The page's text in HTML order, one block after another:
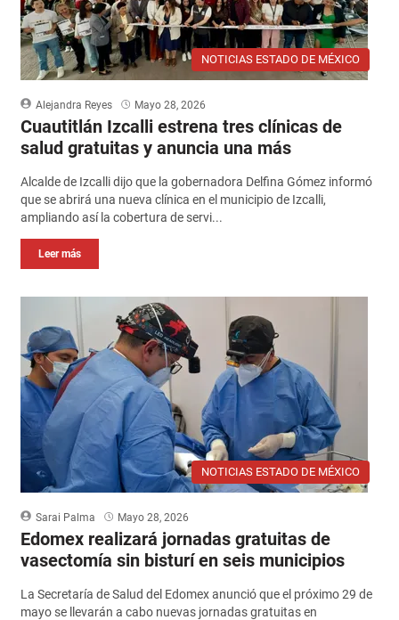
NOTICIAS ESTADO DE MÉXICO
Alejandra Reyes Mayo 28, 2026
Cuautitlán Izcalli estrena tres clínicas de
salud gratuitas y anuncia una más
Alcalde de Izcalli dijo que la gobernadora Delfina Gómez informó
que se abrirá una nueva clínica en el municipio de Izcalli,
ampliando así la cobertura de servi...
Leer más
NOTICIAS ESTADO DE MÉXICO
Sarai Palma Mayo 28, 2026
Edomex realizará jornadas gratuitas de
vasectomía sin bisturí en seis municipios
La Secretaría de Salud del Edomex anunció que el próximo 29 de
mayo se llevarán a cabo nuevas jornadas gratuitas en